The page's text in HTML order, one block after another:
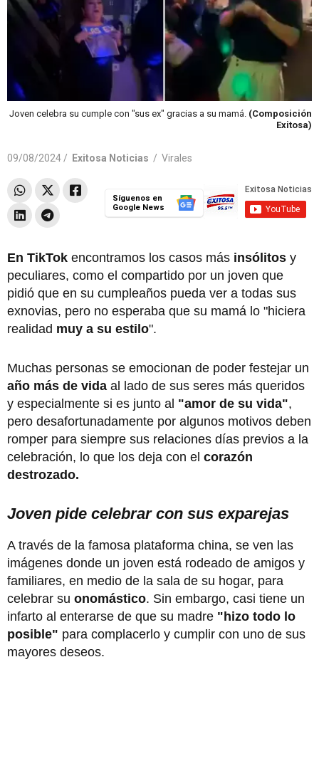
Joven celebra su cumple con "sus ex" gracias a su mamá. (Composición
Exitosa)
09/08/2024 / Exitosa Noticias / Virales
Síguenos en
Google News
En TikTok encontramos los casos más insólitos y
peculiares, como el compartido por un joven que
pidió que en su cumpleaños pueda ver a todas sus
exnovias, pero no esperaba que su mamá lo "hiciera
realidad muy a su estilo".
Muchas personas se emocionan de poder festejar un
año más de vida al lado de sus seres más queridos
y especialmente si es junto al "amor de su vida",
pero desafortunadamente por algunos motivos deben
romper para siempre sus relaciones días previos a la
celebración, lo que los deja con el corazón
destrozado.
Joven pide celebrar con sus exparejas
A través de la famosa plataforma china, se ven las
imágenes donde un joven está rodeado de amigos y
familiares, en medio de la sala de su hogar, para
celebrar su onomástico. Sin embargo, casi tiene un
infarto al enterarse de que su madre "hizo todo lo
posible" para complacerlo y cumplir con uno de sus
mayores deseos.